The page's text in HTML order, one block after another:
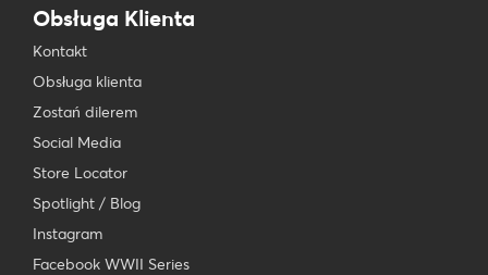
Obsługa Klienta
Kontakt
Obsługa klienta
Zostań dilerem
Social Media
Store Locator
Spotlight / Blog
Instagram
Facebook WWII Series